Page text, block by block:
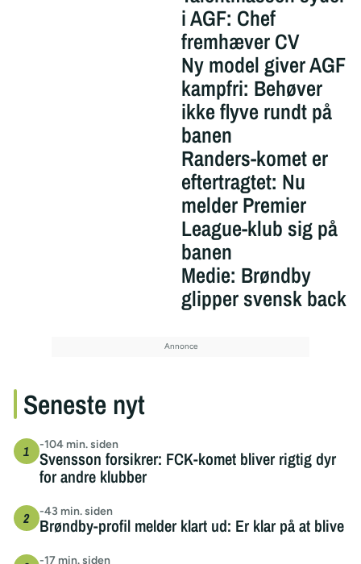
i AGF: Chef
fremhæver CV
Ny model giver AGF
kampfri: Behøver
ikke flyve rundt på
banen
Randers-komet er
eftertragtet: Nu
melder Premier
League-klub sig på
banen
Medie: Brøndby
glipper svensk back
Seneste nyt
-104 min. siden
Svensson forsikrer: FCK-komet bliver rigtig dyr
for andre klubber
-43 min. siden
Brøndby-profil melder klart ud: Er klar på at blive
-17 min. siden